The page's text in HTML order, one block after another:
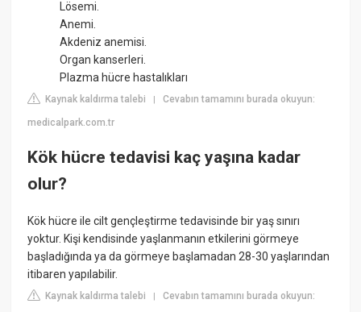
Lösemi.
Anemi.
Akdeniz anemisi.
Organ kanserleri.
Plazma hücre hastalıkları
Kaynak kaldırma talebi |Cevabın tamamını burada okuyun:
medicalpark.com.tr
Kök hücre tedavisi kaç yaşına kadar
olur?
Kök hücre ile cilt gençleştirme tedavisinde bir yaş sınırı
yoktur. Kişi kendisinde yaşlanmanın etkilerini görmeye
başladığında ya da görmeye başlamadan 28-30 yaşlarından
itibaren yapılabilir.
Kaynak kaldırma talebi |Cevabın tamamını burada okuyun: